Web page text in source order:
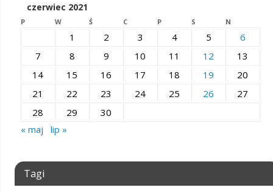
czerwiec 2021
P W Ś C P S N
1 2 3 4 5
6
7
8 9 10 11 12
13
14
15 16 17 18 19
20
21
22 23 24 25 26
27
28
29
30
« maj
lip »
Tagi